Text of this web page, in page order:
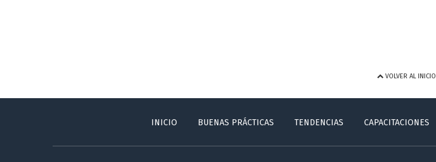
VOLVER AL INICIO
INICIO BUENAS PRÁCTICAS TENDENCIAS CAPACITACIONES